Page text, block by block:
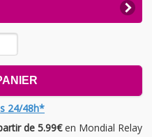
24/48h*
de 5.99€en Mondial Relay